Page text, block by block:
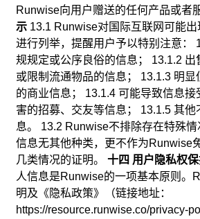
Runwise向用户赠送的任何产品或者
示 13.1 Runwise对国际互联网可能
进行列举，提醒用户予以特别注意：
规规定或公序良俗的信息； 13.1.2 出
或限制流通物品的信息； 13.1.3 明
的商业信息； 13.1.4 可能导致信息接
害的招募、交友等信息； 13.1.5 其他
息。 13.2 Runwise不排除存在特殊
信息无其他种类，更不作为Runwise
几类情况的证明。 十四 用户隐私权
人信息是Runwise的一项基本原则。
明及《隐私政策》（链接地址：
https://resource.runwise.co/privacy-